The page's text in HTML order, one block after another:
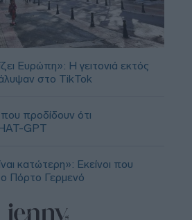
Ευρώπη»: H γειτονιά εκτός
στο TikTok
προδίδουν ότι
GPT
κατώτερη»: Εκείνοι που
Πόρτο Γερμενό